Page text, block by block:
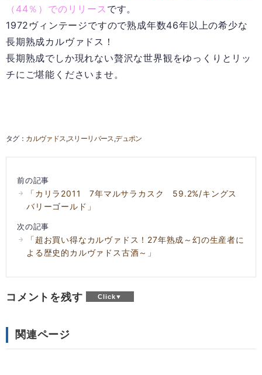
（44％）でのリリース です。
1972ヴィンテージですので熟成年数46年以上の希少な
長期熟成カルヴァドス！
長期熟成でしか現れない贅沢な世界観をゆっくりとリッ
チにご堪能くださいませ。
カルヴァドス スリーリバース デュポン
前の記事
「カリラ2011 7年マルサラカスク 59.2%/キングス
バリーゴールド」
次の記事
「超お買い得なカルヴァドス！27年熟成～幻の生産者に
よる歴史的カルヴァドス古酒～」
コメントを残す
関連ページ